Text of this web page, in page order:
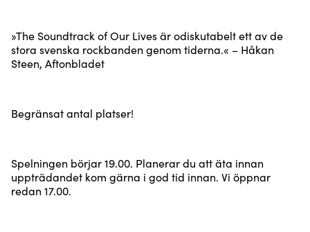
»The Soundtrack of Our Lives är odiskutabelt ett av de
stora svenska rockbanden genom tiderna.« – Håkan
Steen, Aftonbladet
Begränsat antal platser!
Spelningen börjar 19.00. Planerar du att äta innan
uppträdandet kom gärna i god tid innan. Vi öppnar
redan 17.00.